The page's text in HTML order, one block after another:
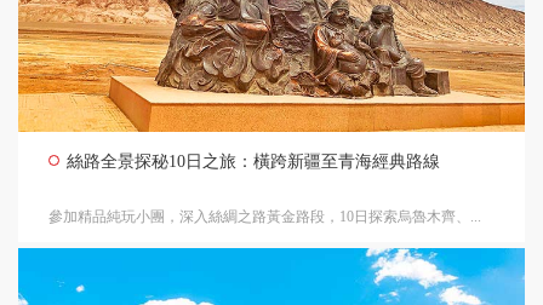
絲路全景探秘10日之旅：橫跨新疆至青海經典路線
參加精品純玩小團，深入絲綢之路黃金路段，10日探索烏魯木齊、...